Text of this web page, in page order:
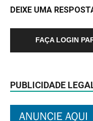
DEIXE UMA
FAÇA LOGIN
PUBLICIDADE